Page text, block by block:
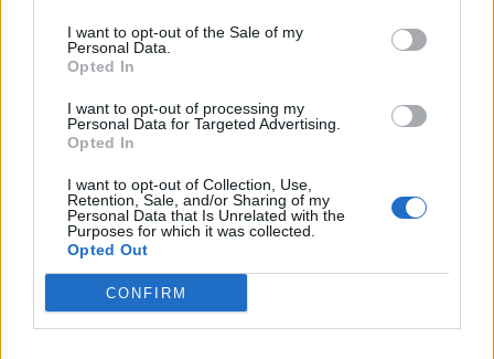
I want to opt-out of the Sale of my
Personal Data.
Opted In
I want to opt-out of processing my
Personal Data for Targeted Advertising.
Opted In
I want to opt-out of Collection, Use,
Retention, Sale, and/or Sharing of my
Personal Data that Is Unrelated with the
Purposes for which it was collected.
Opted Out
CONFIRM
Entrato
Inutilizzato 23 - 79
Scarica riepilogo
stagionale
Scarica